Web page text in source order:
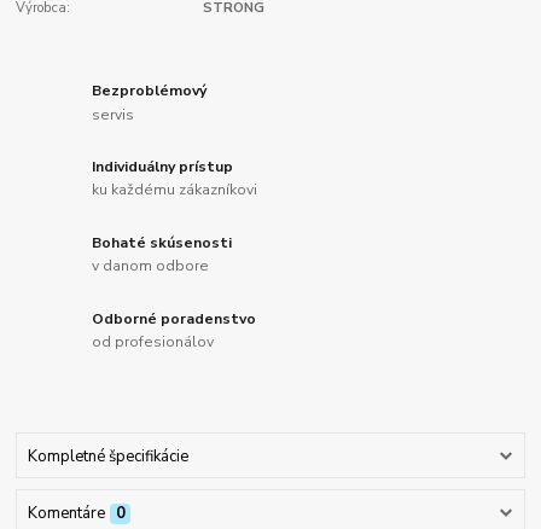
Výrobca:
STRONG
Bezproblémový
servis
Individuálny prístup
ku každému zákazníkovi
Bohaté skúsenosti
v danom odbore
Odborné poradenstvo
od profesionálov
Kompletné špecifikácie
Komentáre 0